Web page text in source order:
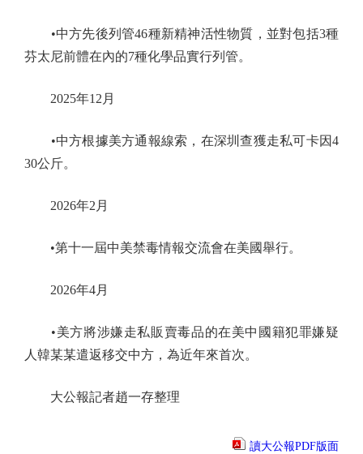
•中方先後列管46種新精神活性物質，並對包括3種
芬太尼前體在內的7種化學品實行列管。
2025年12月
•中方根據美方通報線索，在深圳查獲走私可卡因4
30公斤。
2026年2月
•第十一屆中美禁毒情報交流會在美國舉行。
2026年4月
•美方將涉嫌走私販賣毒品的在美中國籍犯罪嫌疑
人韓某某遣返移交中方，為近年來首次。
大公報記者趙一存整理
讀大公報PDF版面